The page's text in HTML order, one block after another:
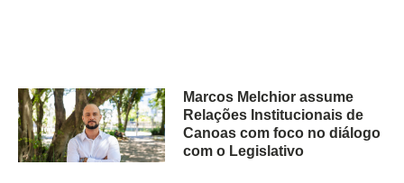
Marcos Melchior assume
Relações Institucionais de
Canoas com foco no diálogo
com o Legislativo